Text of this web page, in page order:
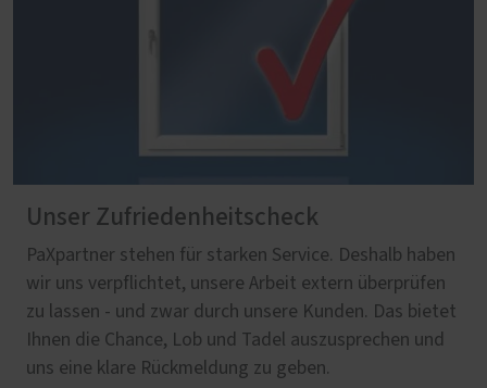
Unser Zufriedenheitscheck
PaXpartner stehen für starken Service. Deshalb haben
wir uns verpflichtet, unsere Arbeit extern überprüfen
zu lassen - und zwar durch unsere Kunden. Das bietet
Ihnen die Chance, Lob und Tadel auszusprechen und
uns eine klare Rückmeldung zu geben.